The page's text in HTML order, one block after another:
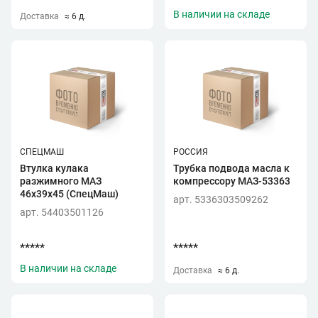
Доставка ≈ 6 д. В наличии на складе
СПЕЦМАШ
Втулка кулака
разжимного МАЗ
46х39х45 (СпецМаш)
арт. 54403501126
*****
В наличии на складе
РОССИЯ
Трубка подвода масла к
компрессору МАЗ-53363
арт. 5336303509262
*****
Доставка ≈ 6 д.